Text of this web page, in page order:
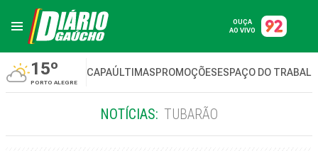
OUÇA
AO VIVO
15º
PORTO ALEGRE
CAPAÚLTIMASPROMOÇÕESESPAÇO DO
NOTÍCIAS: TUBARÃO